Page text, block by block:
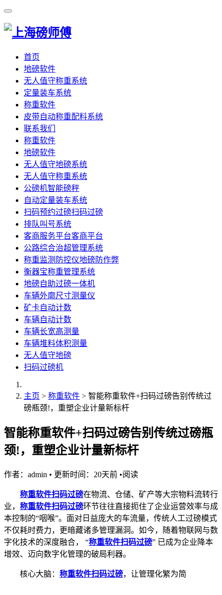
首页
地磅软件
无人值守称重系统
定量装车系统
称重软件
皮带自动称重配料系统
联系我们
称重软件
地磅软件
无人值守地磅系统
无人值守称重系统
公磅机智能磅秤
自动定量装车系统
扫码预约过磅扫码过磅
排队叫号系统
客商服务平台客商平台
公路综合治超管理系统
称重监测防控仪地磅防作弊
衡器宝称重管理系统
地磅自助过磅一体机
车辆外廓尺寸测量仪
矿卡自动计数
车辆自动计数
车辆长宽高测量
车辆堆料体积测量
无人值守地磅
扫码过磅机
主页 > 称重软件 > 智能称重软件+扫码过磅告别传统过
磅瓶颈!，重塑企业计量新标杆
智能称重软件+扫码过磅告别传统过磅瓶
颈!，重塑企业计量新标杆
作者：admin • 更新时间：20天前 •阅读
称重软件扫码过磅在物流、仓储、矿产等大宗物料流转行
业， 称重软件扫码过磅环节往往直接扼住了企业运营效率与成
本控制的“咽喉”。面对日益庞大的车流量，传统人工过磅模式
不仅耗时费力，更暗藏诸多管理漏洞。如今，随着物联网与数
字化技术的深度融合， “称重软件扫码过磅” 已成为企业降本
增效、迈向数字化管理的破局利器。
核心大脑： 称重软件扫码过磅，让管理化繁为简